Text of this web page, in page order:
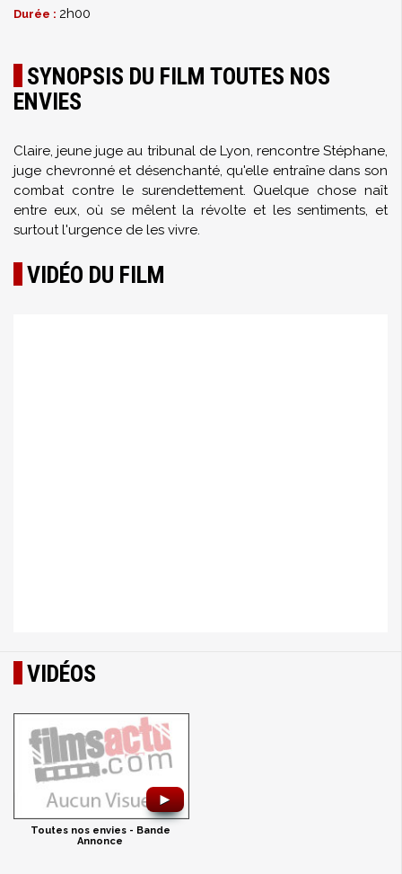
Durée : 2h00
SYNOPSIS DU FILM TOUTES NOS
ENVIES
Claire, jeune juge au tribunal de Lyon, rencontre Stéphane,
juge chevronné et désenchanté, qu'elle entraîne dans son
combat contre le surendettement. Quelque chose naît
entre eux, où se mêlent la révolte et les sentiments, et
surtout l'urgence de les vivre.
VIDÉO DU FILM
VIDÉOS
►
Toutes nos envies - Bande
Annonce